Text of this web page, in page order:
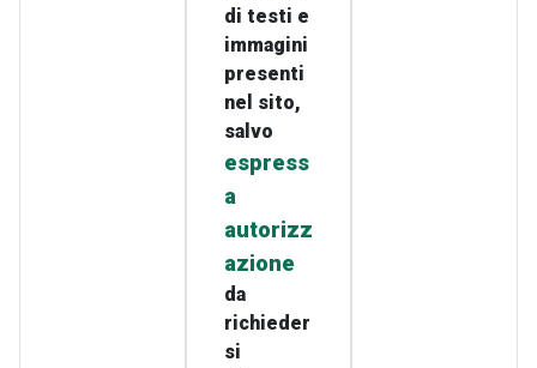
di testi e
immagini
presenti
nel sito,
salvo
espress
a
autorizz
azione
da
richieder
si